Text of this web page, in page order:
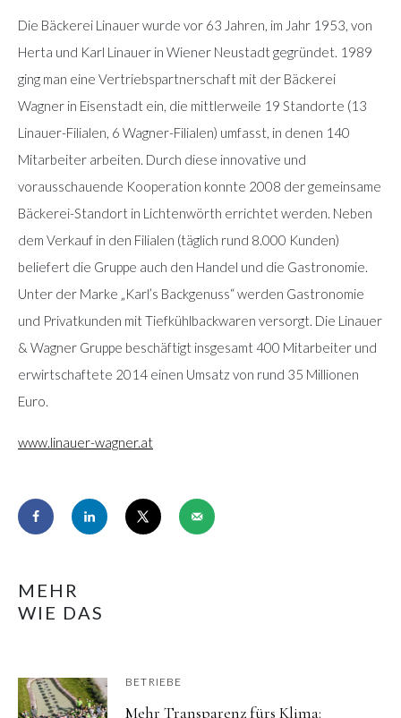
Die Bäckerei Linauer wurde vor 63 Jahren, im Jahr 1953, von
Herta und Karl Linauer in Wiener Neustadt gegründet. 1989
ging man eine Vertriebspartnerschaft mit der Bäckerei
Wagner in Eisenstadt ein, die mittlerweile 19 Standorte (13
Linauer-Filialen, 6 Wagner-Filialen) umfasst, in denen 140
Mitarbeiter arbeiten. Durch diese innovative und
vorausschauende Kooperation konnte 2008 der gemeinsame
Bäckerei-Standort in Lichtenwörth errichtet werden. Neben
dem Verkauf in den Filialen (täglich rund 8.000 Kunden)
beliefert die Gruppe auch den Handel und die Gastronomie.
Unter der Marke „Karl’s Backgenuss“ werden Gastronomie
und Privatkunden mit Tiefkühlbackwaren versorgt. Die Linauer
& Wagner Gruppe beschäftigt insgesamt 400 Mitarbeiter und
erwirtschaftete 2014 einen Umsatz von rund 35 Millionen
Euro.
www.linauer-wagner.at
MEHR
WIE DAS
BETRIEBE
Mehr Transparenz fürs Klima: